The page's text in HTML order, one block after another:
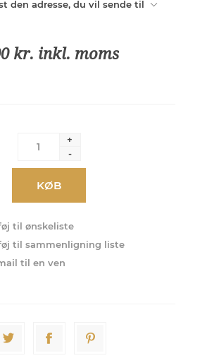
den adresse, du vil sende til
kr. inkl. moms
+
-
KØB
til ønskeliste
til sammenligning liste
til en ven